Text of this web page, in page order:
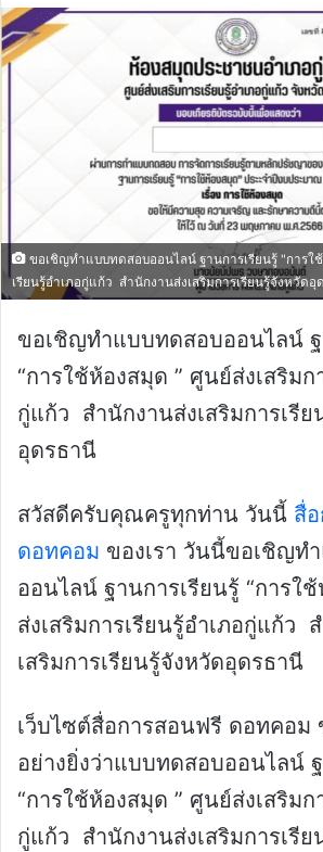
ขอเชิญทำแบบทดสอบออนไลน์ ฐานการเรียนรู้ "การใ
เรียนรู้อำเภอกู่แก้ว สำนักงานส่งเสริมการเรียนรู้จังหวัดอุ
ขอเชิญทำแบบทดสอบออนไลน์ ฐ
“การใช้ห้องสมุด ” ศูนย์ส่งเสริมก
กู่แก้ว สำนักงานส่งเสริมการเรีย
อุดรธานี
สวัสดีครับคุณครูทุกท่าน วันนี้ สื่
ดอทคอม ของเรา วันนี้ขอเชิญท
ออนไลน์ ฐานการเรียนรู้ “การใ
ส่งเสริมการเรียนรู้อำเภอกู่แก้ว
เสริมการเรียนรู้จังหวัดอุดรธานี
เว็บไซต์สื่อการสอนฟรี ดอทคอม
อย่างยิ่งว่าแบบทดสอบออนไลน์
“การใช้ห้องสมุด ” ศูนย์ส่งเสริมก
กู่แก้ว สำนักงานส่งเสริมการเรีย